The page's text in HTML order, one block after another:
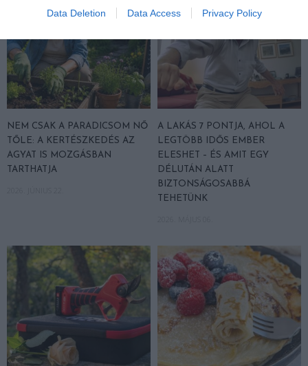
Data Deletion Data Access Privacy Policy
NEM CSAK A PARADICSOM NŐ
TŐLE: A KERTÉSZKEDÉS AZ
AGYAT IS MOZGÁSBAN
TARTHATJA
A LAKÁS 7 PONTJA, AHOL A
LEGTÖBB IDŐS EMBER
ELESHET – ÉS AMIT EGY
DÉLUTÁN ALATT
BIZTONSÁGOSABBÁ
TEHETÜNK